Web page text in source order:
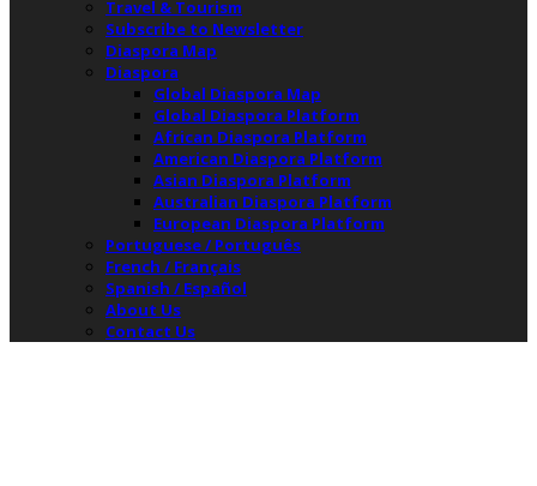
Travel & Tourism
Subscribe to Newsletter
Diaspora Map
Diaspora
Global Diaspora Map
Global Diaspora Platform
African Diaspora Platform
American Diaspora Platform
Asian Diaspora Platform
Australian Diaspora Platform
European Diaspora Platform
Portuguese / Português
French / Français
Spanish / Español
About Us
Contact Us